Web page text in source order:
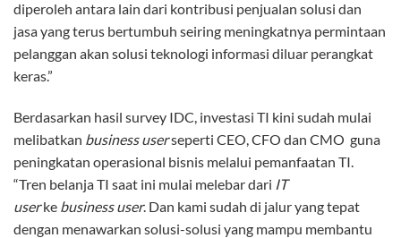
diperoleh antara lain dari kontribusi penjualan solusi dan
jasa yang terus bertumbuh seiring meningkatnya permintaan
pelanggan akan solusi teknologi informasi diluar perangkat
keras.”
Berdasarkan hasil survey IDC, investasi TI kini sudah mulai
melibatkan business userseperti CEO, CFO dan CMO guna
peningkatan operasional bisnis melalui pemanfaatan TI.
“Tren belanja TI saat ini mulai melebar dari IT
userke business user. Dan kami sudah di jalur yang tepat
dengan menawarkan solusi-solusi yang mampu membantu